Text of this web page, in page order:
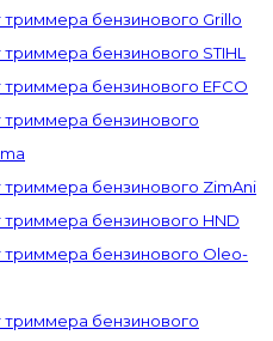
бензинового Grillo
бензинового STIHL
бензинового EFCO
триммера бензинового
триммера бензинового ZimAni
бензинового HND
триммера бензинового Oleo-
триммера бензинового